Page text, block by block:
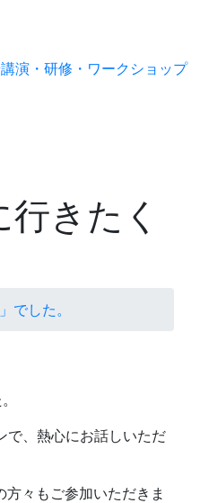
講演・研修・ワークショップ
きたく
でした。
、熱心にお話しいただ
々もご参加いただきま